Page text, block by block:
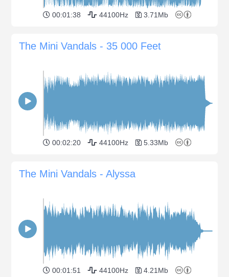
00:01:38 44100Hz 3.71Mb
The Mini Vandals - 35 000 Feet
00:02:20 44100Hz 5.33Mb
The Mini Vandals - Alyssa
00:01:51 44100Hz 4.21Mb